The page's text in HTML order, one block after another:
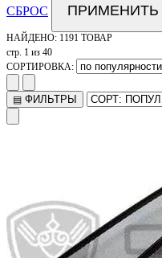
СБРОС ПРИМЕНИТЬ
НАЙДЕНО: 1191 ТОВАР
стр. 1 из 40
СОРТИРОВКА:
▤ ФИЛЬТРЫ